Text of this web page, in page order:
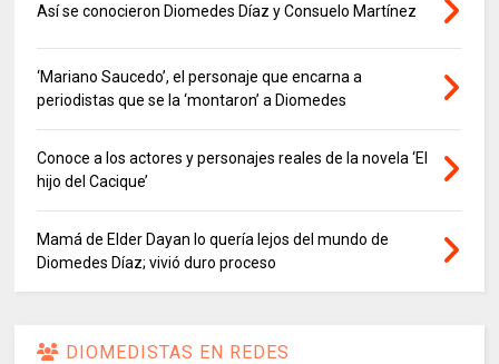
Así se conocieron Diomedes Díaz y Consuelo Martínez
‘Mariano Saucedo’, el personaje que encarna a
periodistas que se la ‘montaron’ a Diomedes
Conoce a los actores y personajes reales de la novela ‘El
hijo del Cacique’
Mamá de Elder Dayan lo quería lejos del mundo de
Diomedes Díaz; vivió duro proceso
DIOMEDISTAS EN REDES